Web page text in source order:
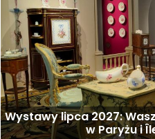
Wystawy lipca 2027:
w Paryżu i